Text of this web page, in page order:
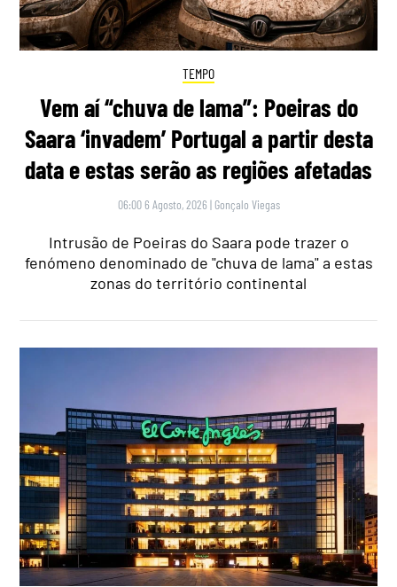
TEMPO
Vem aí “chuva de lama”: Poeiras do
Saara ‘invadem’ Portugal a partir desta
data e estas serão as regiões afetadas
06:00 6 Agosto, 2026 | Gonçalo Viegas
Intrusão de Poeiras do Saara pode trazer o
fenómeno denominado de "chuva de lama" a estas
zonas do território continental